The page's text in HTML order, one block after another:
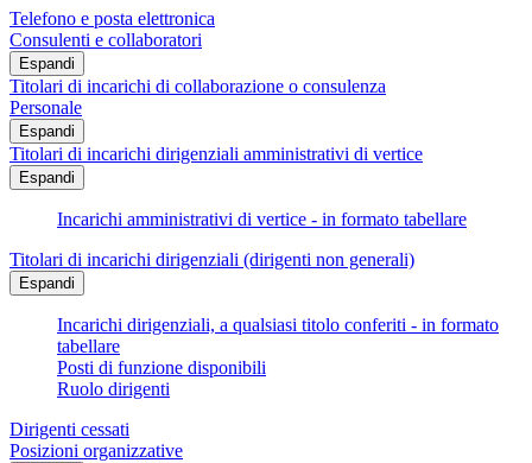
Telefono e posta elettronica
Consulenti e collaboratori
Espandi
Titolari di incarichi di collaborazione o consulenza
Personale
Espandi
Titolari di incarichi dirigenziali amministrativi di vertice
Espandi
Incarichi amministrativi di vertice - in formato tabellare
Titolari di incarichi dirigenziali (dirigenti non generali)
Espandi
Incarichi dirigenziali, a qualsiasi titolo conferiti - in formato
tabellare
Posti di funzione disponibili
Ruolo dirigenti
Dirigenti cessati
Posizioni organizzative